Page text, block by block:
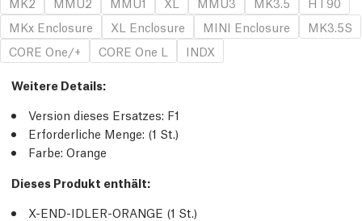
MKx Enclosure
XL Enclosure MINI Enclosure
MK3.5S
CORE One/+
CORE One L INDX
Weitere Details:
Version dieses Ersatzes: F1
Erforderliche Menge: (1 St.)
Farbe: Orange
Dieses Produkt enthält:
X-END-IDLER-ORANGE (1 St.)